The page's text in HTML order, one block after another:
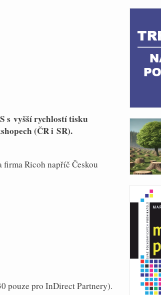
s vyšší rychlostí tisku
(ČR i SR).
Ricoh napříč Českou
pouze pro InDirect Partnery).